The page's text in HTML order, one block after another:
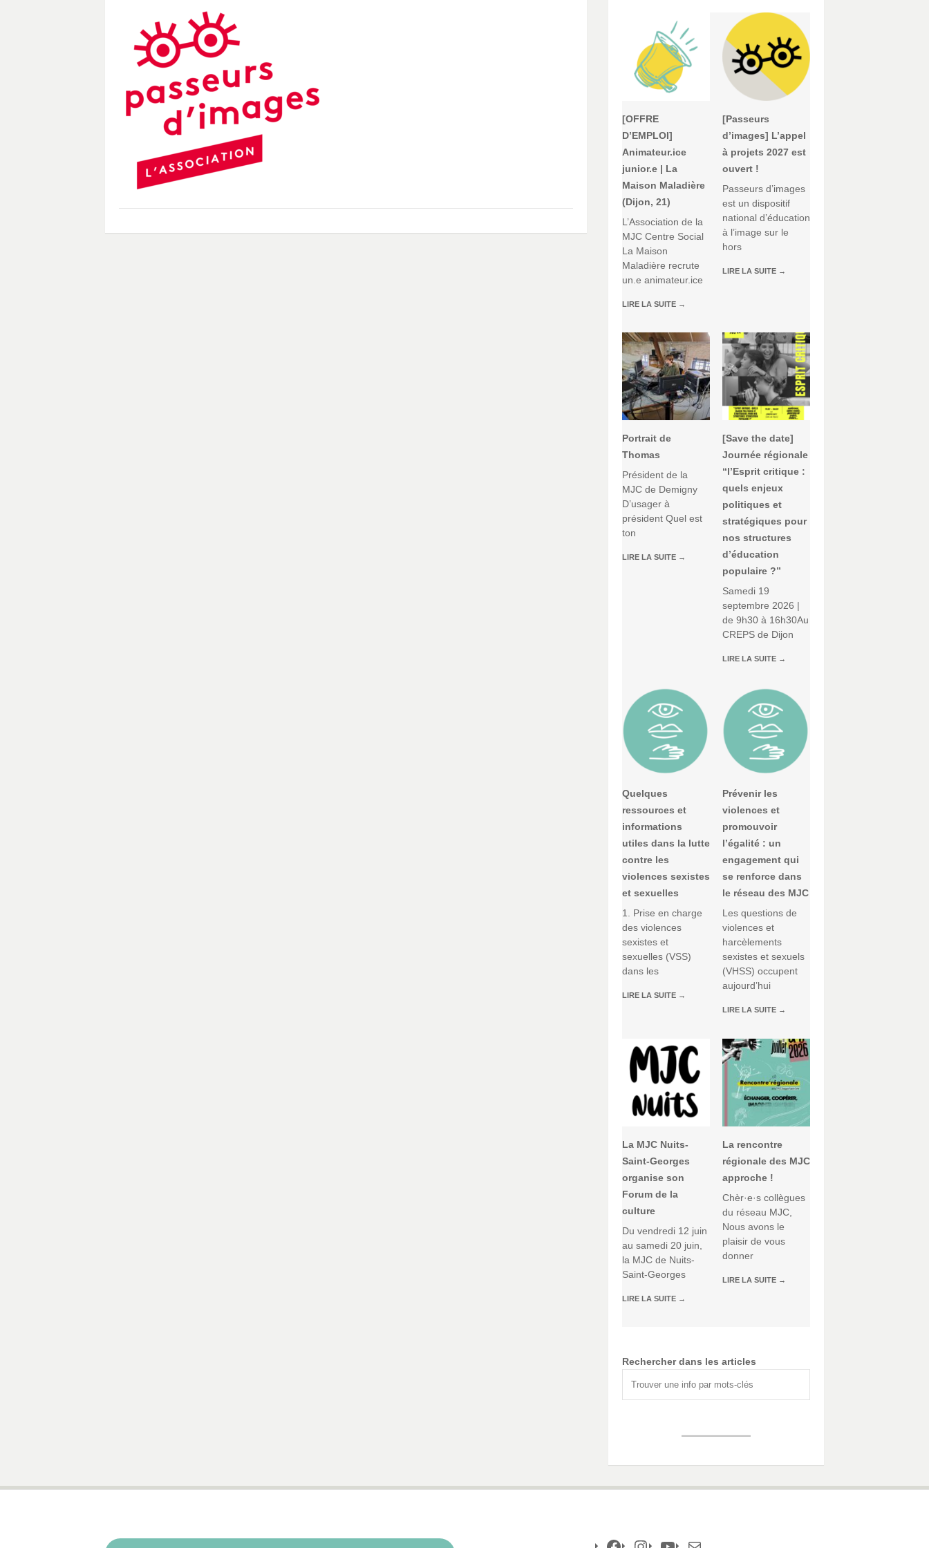
[OFFRE
D’EMPLOI]
Animateur.ice
junior.e | La
Maison Maladière
(Dijon, 21)
L’Association de la
MJC Centre Social
La Maison
Maladière recrute
un.e animateur.ice
LIRE LA SUITE →
[Passeurs
d’images] L’appel
à projets 2027 est
ouvert !
Passeurs d’images
est un dispositif
national d’éducation
à l’image sur le
hors
LIRE LA SUITE →
Portrait de
Thomas
Président de la
MJC de Demigny
D’usager à
président Quel est
ton
LIRE LA SUITE →
[Save the date]
Journée régionale
“l’Esprit critique :
quels enjeux
politiques et
stratégiques pour
nos structures
d’éducation
populaire ?”
Samedi 19
septembre 2026 |
de 9h30 à 16h30Au
CREPS de Dijon
LIRE LA SUITE →
Quelques
ressources et
informations
utiles dans la lutte
contre les
violences sexistes
et sexuelles
1. Prise en charge
des violences
sexistes et
sexuelles (VSS)
dans les
LIRE LA SUITE →
Prévenir les
violences et
promouvoir
l’égalité : un
engagement qui
se renforce dans
le réseau des MJC
Les questions de
violences et
harcèlements
sexistes et sexuels
(VHSS) occupent
aujourd’hui
LIRE LA SUITE →
La MJC Nuits-
Saint-Georges
organise son
Forum de la
culture
Du vendredi 12 juin
au samedi 20 juin,
la MJC de Nuits-
Saint-Georges
LIRE LA SUITE →
La rencontre
régionale des MJC
approche !
Chèr·e·s collègues
du réseau MJC,
Nous avons le
plaisir de vous
donner
LIRE LA SUITE →
Rechercher dans les articles